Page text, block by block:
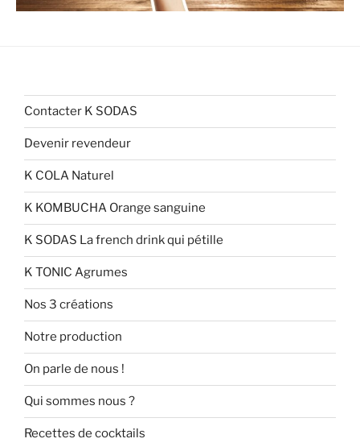
Contacter K SODAS
Devenir revendeur
K COLA Naturel
K KOMBUCHA Orange sanguine
K SODAS La french drink qui pétille
K TONIC Agrumes
Nos 3 créations
Notre production
On parle de nous !
Qui sommes nous ?
Recettes de cocktails